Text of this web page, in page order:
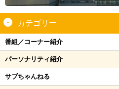
カテゴリー
番組／コーナー紹介
パーソナリティ紹介
サブちゃんねる